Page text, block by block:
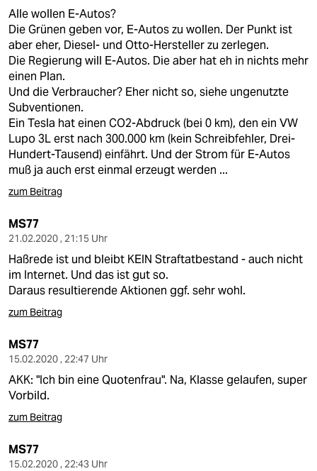
Alle wollen E-Autos?
Die Grünen geben vor, E-Autos zu wollen. Der Punkt ist
aber eher, Diesel- und Otto-Hersteller zu zerlegen.
Die Regierung will E-Autos. Die aber hat eh in nichts mehr
einen Plan.
Und die Verbraucher? Eher nicht so, siehe ungenutzte
Subventionen.
Ein Tesla hat einen CO2-Abdruck (bei 0 km), den ein VW
Lupo 3L erst nach 300.000 km (kein Schreibfehler, Drei-
Hundert-Tausend) einfährt. Und der Strom für E-Autos
muß ja auch erst einmal erzeugt werden ...
zum Beitrag
MS77
21.02.2020 , 21:15 Uhr
Haßrede ist und bleibt KEIN Straftatbestand - auch nicht
im Internet. Und das ist gut so.
Daraus resultierende Aktionen ggf. sehr wohl.
zum Beitrag
MS77
15.02.2020 , 22:47 Uhr
AKK: "Ich bin eine Quotenfrau". Na, Klasse gelaufen, super
Vorbild.
zum Beitrag
MS77
15.02.2020 , 22:43 Uhr